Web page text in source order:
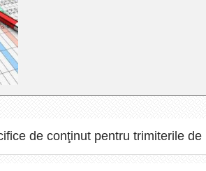
de conţinut pentru trimiterile